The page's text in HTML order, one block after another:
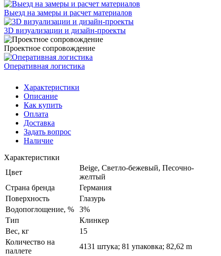
Выезд на замеры и расчет материалов
3D визуализации и дизайн-проекты
Проектное сопровождение
Оперативная логистика
Характеристики
Описание
Как купить
Оплата
Доставка
Задать вопрос
Наличие
Характеристики
Цвет
Beige, Светло-бежевый, Песочно-
желтый
Страна бренда
Германия
Поверхность
Глазурь
Водопоглощение, %
3%
Тип
Клинкер
Вес, кг
15
Количество на
паллете
4131 штука; 81 упаковка; 82,62 m